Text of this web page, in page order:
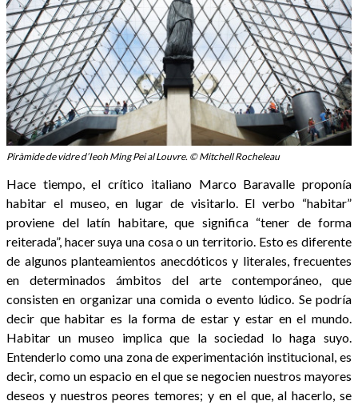
Piràmide de vidre d’Ieoh Ming Pei al Louvre. © Mitchell Rocheleau
Hace tiempo, el crítico italiano Marco Baravalle proponía
habitar el museo, en lugar de visitarlo. El verbo “habitar”
proviene del latín habitare, que significa “tener de forma
reiterada”, hacer suya una cosa o un territorio. Esto es diferente
de algunos planteamientos anecdóticos y literales, frecuentes
en determinados ámbitos del arte contemporáneo, que
consisten en organizar una comida o evento lúdico. Se podría
decir que habitar es la forma de estar y estar en el mundo.
Habitar un museo implica que la sociedad lo haga suyo.
Entenderlo como una zona de experimentación institucional, es
decir, como un espacio en el que se negocien nuestros mayores
deseos y nuestros peores temores; y en el que, al hacerlo, se